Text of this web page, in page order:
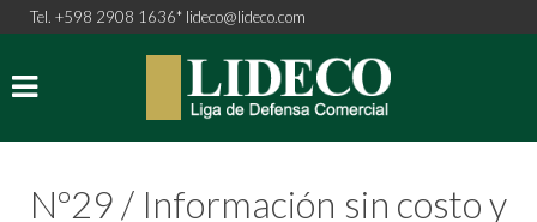
Tel. +598 2908 1636* lideco@lideco.com
Nº29 / Información sin costo y